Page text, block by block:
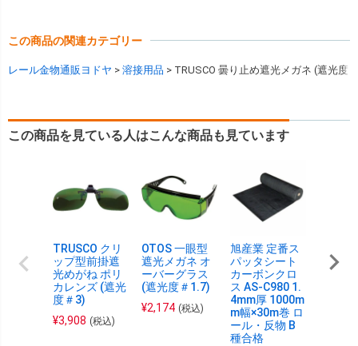
この商品の関連カテゴリー
レール金物通販ヨドヤ 溶接用品 TRUSCO 曇り止め遮光メガネ (遮光度
この商品を見ている人はこんな商品も見ています
TRUSCO クリ
ップ型前掛遮
光めがね ポリ
カレンズ (遮光
度＃3)
¥3,908 (税込)
OTOS 一眼型
遮光メガネ オ
ーバーグラス
(遮光度＃1.7)
¥2,174 (税込)
旭産業 定番ス
パッタシート
カーボンクロ
ス AS-C980 1.
4mm厚 1000m
m幅×30m巻 ロ
ール・反物 B
種合格
ット装
タイプ